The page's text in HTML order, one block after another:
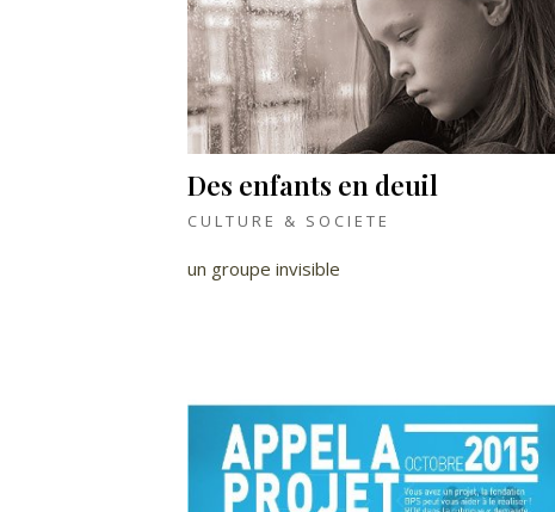
Des enfants en deuil
CULTURE & SOCIETE
un groupe invisible